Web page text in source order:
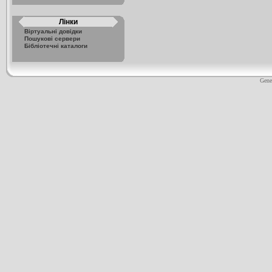
Лінки
Віртуальні довідки
Пошукові сервери
Бібліотечні каталоги